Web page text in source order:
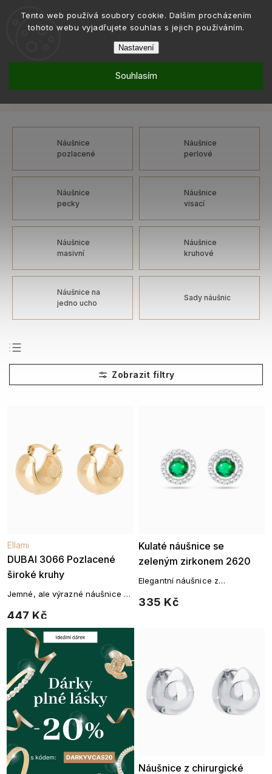
Tento web používá soubory cookie. Dalším procházením
tohoto webu vyjadřujete souhlas s jejich používáním.
Nastavení
Souhlasím
/ /
Náušnice
pozlacené
Náušnice
perlové
Náušnice
pecky
Náušnice
visací
Náušnice
masivní
Náušnice
kruhové
Náušnice na
jedno ucho
Sady náušnic
Nejprodávanější
Nejlevnější
DUBAI 3066 Pozlacené
široké kruhy
Ellami
447 Kč
Jemné, ale výrazné náušnice v
každodenní eleganci.
Kulaté náušnice se
zeleným zirkonem 2620
335 Kč
Elegantní náušnice z
zeleným zirkonem a drobnými
Náušnice z chirurgické